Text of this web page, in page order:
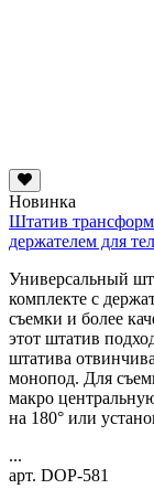
Новинка
Штатив
держателем для
Универсальный
комплекте с
съемки и более
этот штатив
штатива
монопод. Для
макро
на 180° или
...
арт. DOP-581